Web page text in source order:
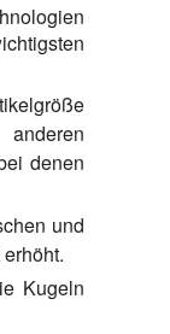
denen
und
Kugeln